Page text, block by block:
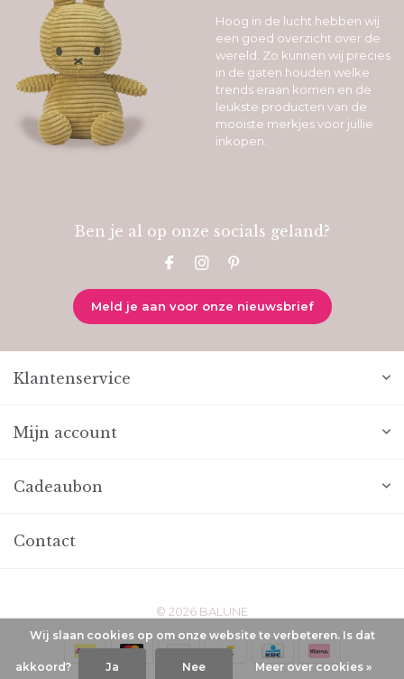
Hoog in de lucht hebben wij
een goed overzicht over de
wereld. Zo kunnen wij precies
in de gaten houden welke
trends eraan komen en de
leukste producten van de
mooiste merkjes voor jullie
inkopen.
Ben je al op onze socials geland?
Meld je aan voor onze nieuwsbrief
Klantenservice
Mijn account
Cadeaubon
Contact
© 2026 BALUNE
Wij slaan cookies op om onze website te verbeteren. Is dat
akkoord? Ja Nee Meer over cookies »